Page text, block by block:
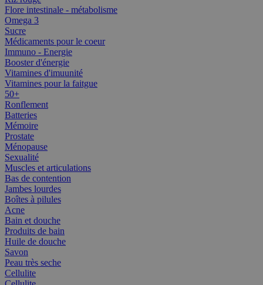
Flore intestinale - métabolisme
Omega 3
Sucre
Médicaments pour le coeur
Immuno - Energie
Booster d'énergie
Vitamines d'imuunité
Vitamines pour la faitgue
50+
Ronflement
Batteries
Mémoire
Prostate
Ménopause
Sexualité
Muscles et articulations
Bas de contention
Jambes lourdes
Boîtes à pilules
Acne
Bain et douche
Produits de bain
Huile de douche
Savon
Peau très seche
Cellulite